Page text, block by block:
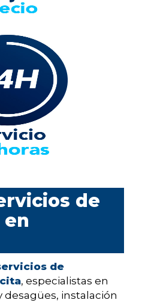
de
de
, especialistas en
desagües, instalación